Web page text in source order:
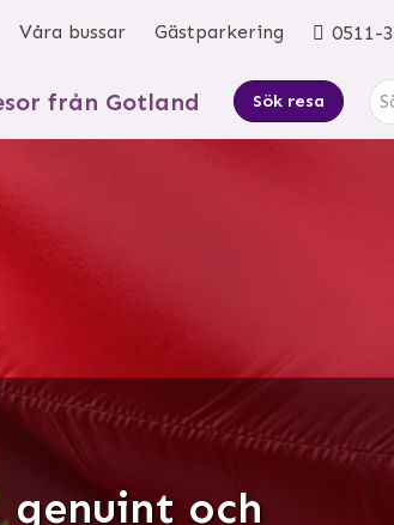
Våra bussar Gästparkering 0511-
från Gotland Sök resa
genuint och